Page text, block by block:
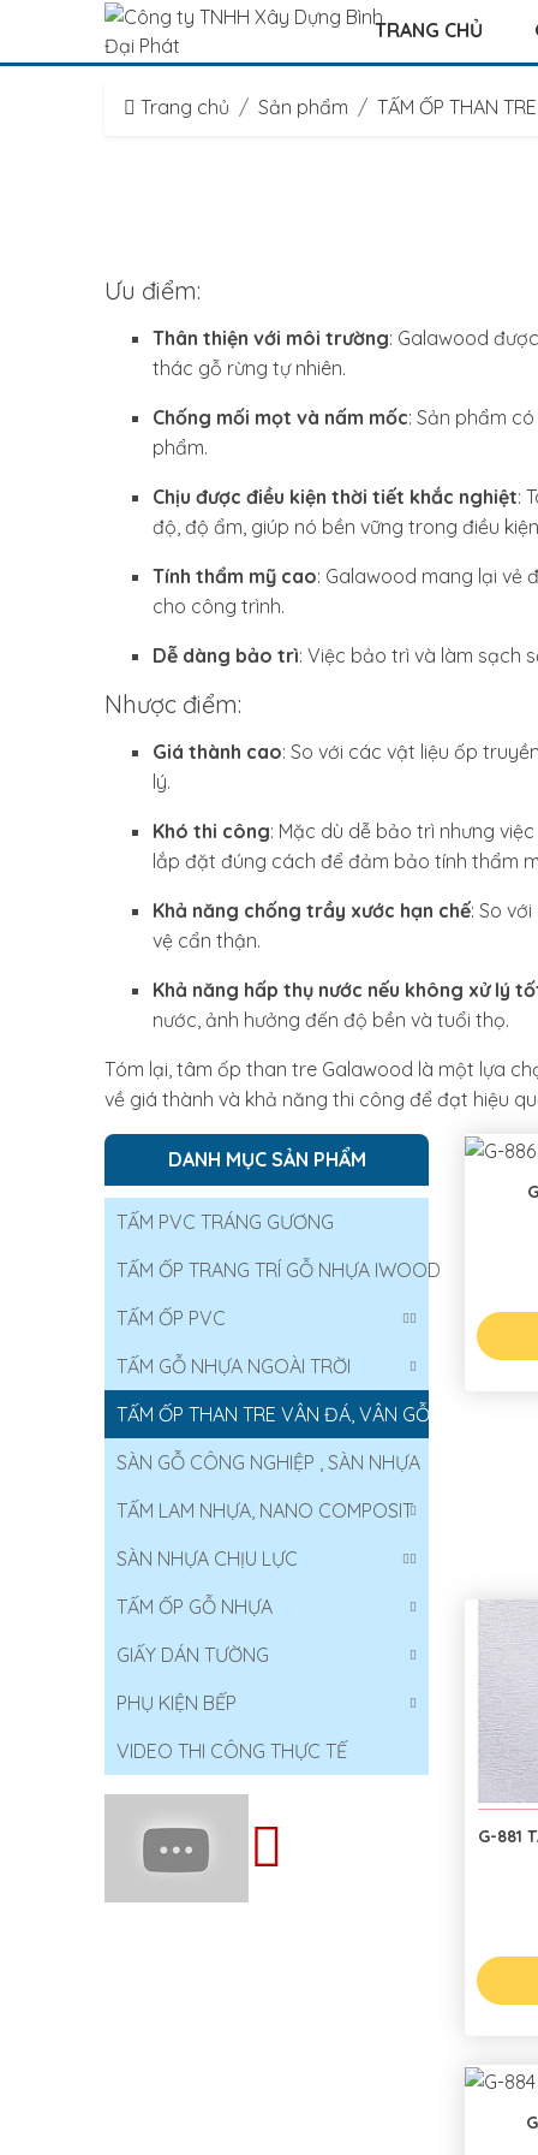
TRANG CHỦ
Trang chủ Sản phẩm TẤM ỐP THAN
Ưu điểm:
Thân thiện với môi trường: Galawood
thác gỗ rừng tự nhiên.
Chống mối mọt và nấm mốc: Sản phẩm
phẩm.
Chịu được điều kiện thời tiết khắc nghiệt:
độ, độ ẩm, giúp nó bền vững trong điều
Tính thẩm mỹ cao: Galawood mang lại vẻ
cho công trình.
Dễ dàng bảo trì: Việc bảo trì và làm sạch
Nhược điểm:
Giá thành cao: So với các vật liệu ốp
lý.
Khó thi công: Mặc dù dễ bảo trì nhưng
lắp đặt đúng cách để đảm bảo tính thẩm
Khả năng chống trầy xước hạn chế: So
vệ cẩn thận.
Khả năng hấp thụ nước nếu không xử lý
nước, ảnh hưởng đến độ bền và tuổi thọ.
Tóm lại, tâm ốp than tre Galawood là một lựa
về giá thành và khả năng thi công để đạt hiệu
DANH MỤC SẢN PHẨM
TẤM PVC TRÁNG GƯƠNG
TẤM ỐP TRANG TRÍ GỖ NHỰA IWOOD
TẤM ỐP PVC
TẤM GỖ NHỰA NGOÀI TRỜI
TẤM ỐP THAN TRE VÂN ĐÁ, VÂN GỖ
SÀN GỖ CÔNG NGHIỆP , SÀN NHỰA
TẤM LAM NHỰA, NANO COMPOSIT
SÀN NHỰA CHỊU LỰC
TẤM ỐP GỖ NHỰA
GIẤY DÁN TƯỜNG
PHỤ KIỆN BẾP
VIDEO THI CÔNG THỰC TẾ
G-881